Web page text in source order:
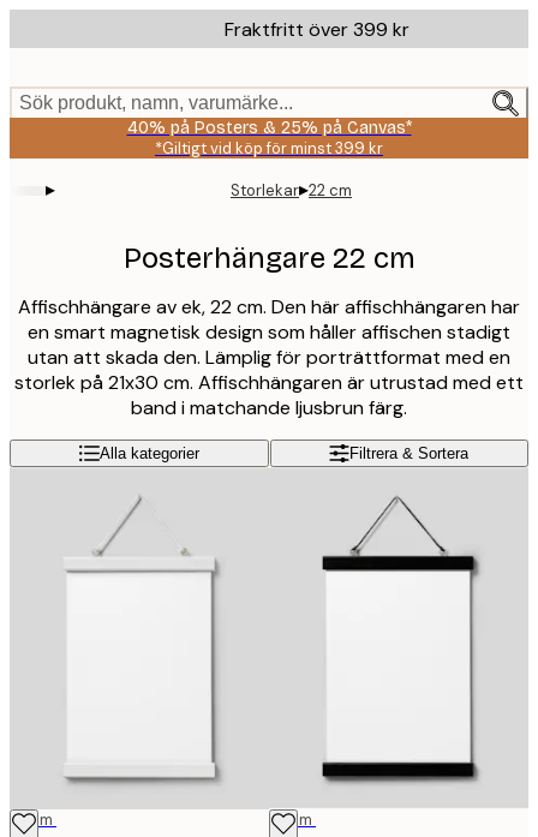
to
content.
Fraktfritt över 399 kr
Sök produkt, namn, varumärke...
40% på Posters & 25% på Canvas*
*Giltigt vid köp för minst 399 kr
▸ Storlekar▸22 cm
Posterhängare 22 cm
Affischhängare av ek, 22 cm. Den här affischhängaren har
en smart magnetisk design som håller affischen stadigt
utan att skada den. Lämplig för porträttformat med en
storlek på 21x30 cm. Affischhängaren är utrustad med ett
band i matchande ljusbrun färg.
Alla kategorier Filtrera & Sortera
22 cm 22 cm